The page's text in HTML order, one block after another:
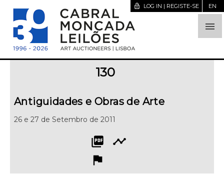

lock_open LOG IN | REGISTE-SE EN
130
Antiguidades e Obras de Arte
26 e 27 de Setembro de 2011
picture_as_pdf
timeline
flag